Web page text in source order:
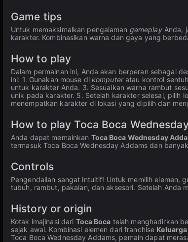
Game tips
Untuk memaksimalkan pengalaman gameplayAnda,
karakter. Kombinasikan warna dan gaya yang
How to play
Dalam permainan ini, Anda akan berperan sebagai
ini: 1. Gunakan mouse di komputeratau kontrol
untuk karakter Anda. 3. Sesuaikan warna rambut
unik pada karakter. 5. Setelah karakter selesai, pilih
menempatkan karakter di lokasi yang dipilih dan
How to play Toca Boca
Anda dapat memainkan Toca Boca Wednesday
termasuk Toca Boca Wednesday Addams dan
Controls
Pengendalian sangat intuitif! Untuk memilih elemen,
tubuh, rambut, pakaian, dan aksesori. Setelah Anda
History or origin
Kotak imajinasi dari Toca Boca telah menghadirkan
sejak awal. Kombinasi elemen dari franchise
Toca Boca Wednesday Addams, pemain dapat